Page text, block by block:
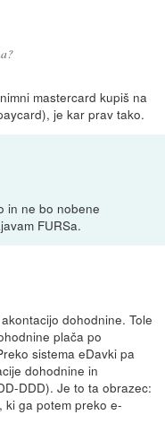
mastercard kupiš na
je kar prav tako.
in ne bo nobene
FURSa.
dohodnine. Tole
plača po
sistema eDavki pa
dohodnine in
DDD). Je to ta obrazec:
, ki ga potem preko e-